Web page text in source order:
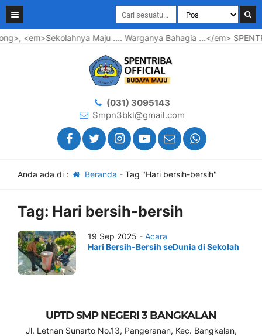
<em>Sekolahnya Maju .... Warganya Bahagia ...</em>
(031) 3095143
Smpn3bkl@gmail.com
Anda ada di : Beranda - Tag "Hari bersih-bersih"
Tag: Hari bersih-bersih
19 Sep 2025 - Acara
Hari Bersih-Bersih seDunia di Sekolah
UPTD SMP NEGERI 3 BANGKALAN
Jl. Letnan Sunarto No.13, Pangeranan, Kec. Bangkalan,